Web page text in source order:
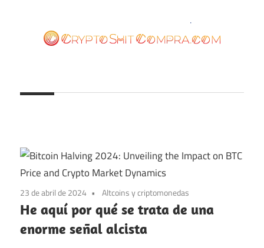
contenido
23 de abril de 2024 Altcoins y criptomonedas
He aquí por qué se trata de una
enorme señal alcista